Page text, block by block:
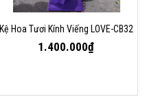
Kệ Hoa Tươi Kính Viếng LOVE-CB32
1.400.000₫